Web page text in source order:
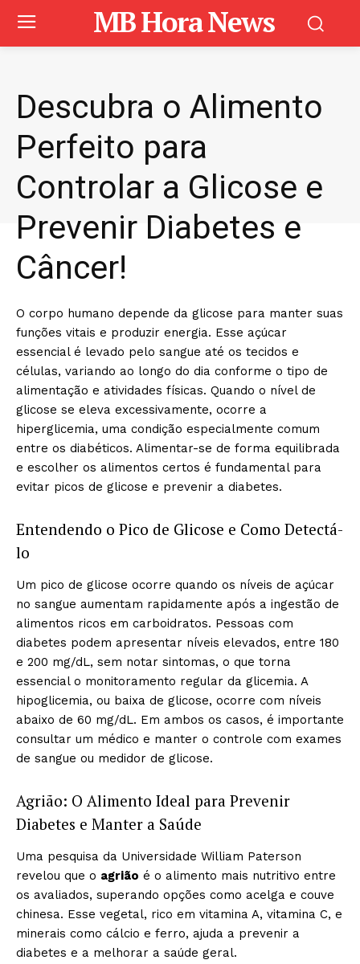
MB Hora News
Descubra o Alimento
Perfeito para
Controlar a Glicose e
Prevenir Diabetes e
Câncer!
O corpo humano depende da glicose para manter suas
funções vitais e produzir energia. Esse açúcar
essencial é levado pelo sangue até os tecidos e
células, variando ao longo do dia conforme o tipo de
alimentação e atividades físicas. Quando o nível de
glicose se eleva excessivamente, ocorre a
hiperglicemia, uma condição especialmente comum
entre os diabéticos. Alimentar-se de forma equilibrada
e escolher os alimentos certos é fundamental para
evitar picos de glicose e prevenir a diabetes.
Entendendo o Pico de Glicose e Como Detectá-
lo
Um pico de glicose ocorre quando os níveis de açúcar
no sangue aumentam rapidamente após a ingestão de
alimentos ricos em carboidratos. Pessoas com
diabetes podem apresentar níveis elevados, entre 180
e 200 mg/dL, sem notar sintomas, o que torna
essencial o monitoramento regular da glicemia. A
hipoglicemia, ou baixa de glicose, ocorre com níveis
abaixo de 60 mg/dL. Em ambos os casos, é importante
consultar um médico e manter o controle com exames
de sangue ou medidor de glicose.
Agrião: O Alimento Ideal para Prevenir
Diabetes e Manter a Saúde
Uma pesquisa da Universidade William Paterson
revelou que o agrião é o alimento mais nutritivo entre
os avaliados, superando opções como acelga e couve
chinesa. Esse vegetal, rico em vitamina A, vitamina C, e
minerais como cálcio e ferro, ajuda a prevenir a
diabetes e a melhorar a saúde geral.